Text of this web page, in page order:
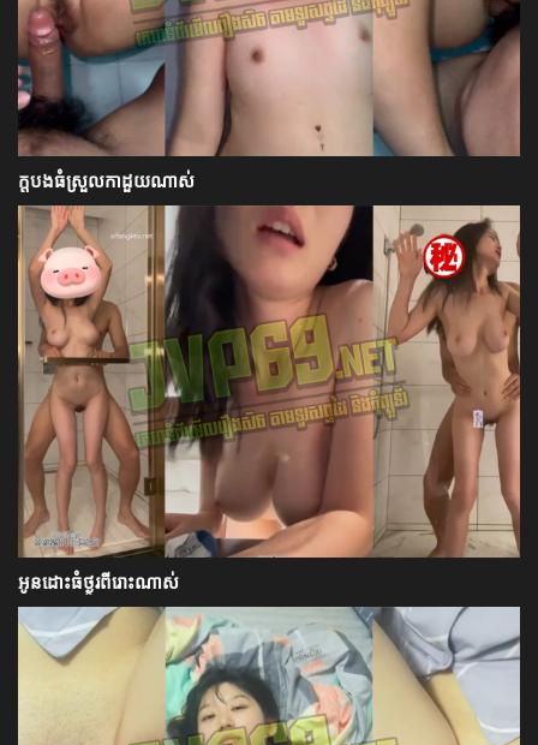
ក្ដបងធំស្រួលកាដួយណាស់
អូនដោះធំថ្ងូរពីរោះណាស់